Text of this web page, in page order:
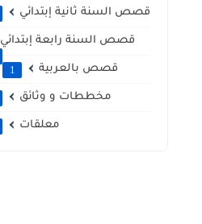
قصص السنة ثانية إبتدائي
قصص السنة رابعة إبتدائي
قصص بالعربية
1
مخططات و وثائق
معلقات